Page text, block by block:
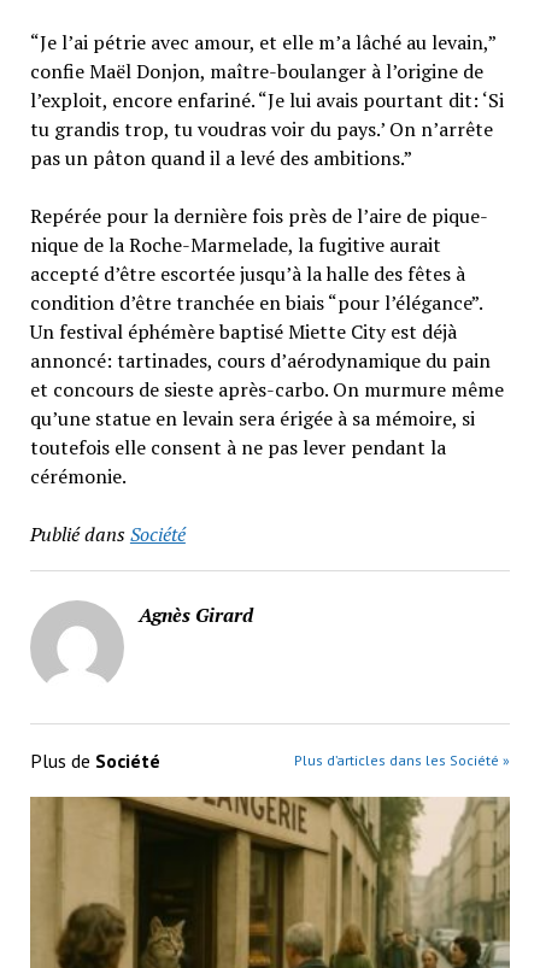
“Je l’ai pétrie avec amour, et elle m’a lâché au levain,”
confie Maël Donjon, maître-boulanger à l’origine de
l’exploit, encore enfariné. “Je lui avais pourtant dit: ‘Si
tu grandis trop, tu voudras voir du pays.’ On n’arrête
pas un pâton quand il a levé des ambitions.”
Repérée pour la dernière fois près de l’aire de pique-
nique de la Roche-Marmelade, la fugitive aurait
accepté d’être escortée jusqu’à la halle des fêtes à
condition d’être tranchée en biais “pour l’élégance”.
Un festival éphémère baptisé Miette City est déjà
annoncé: tartinades, cours d’aérodynamique du pain
et concours de sieste après-carbo. On murmure même
qu’une statue en levain sera érigée à sa mémoire, si
toutefois elle consent à ne pas lever pendant la
cérémonie.
Publié dansSociété
Agnès Girard
Plus de Société Plus d’articles dans les Société »